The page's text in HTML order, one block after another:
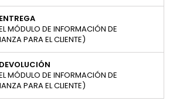
MÓDULO DE INFORMACIÓN DE
PARA EL CLIENTE)
MÓDULO DE INFORMACIÓN DE
PARA EL CLIENTE)